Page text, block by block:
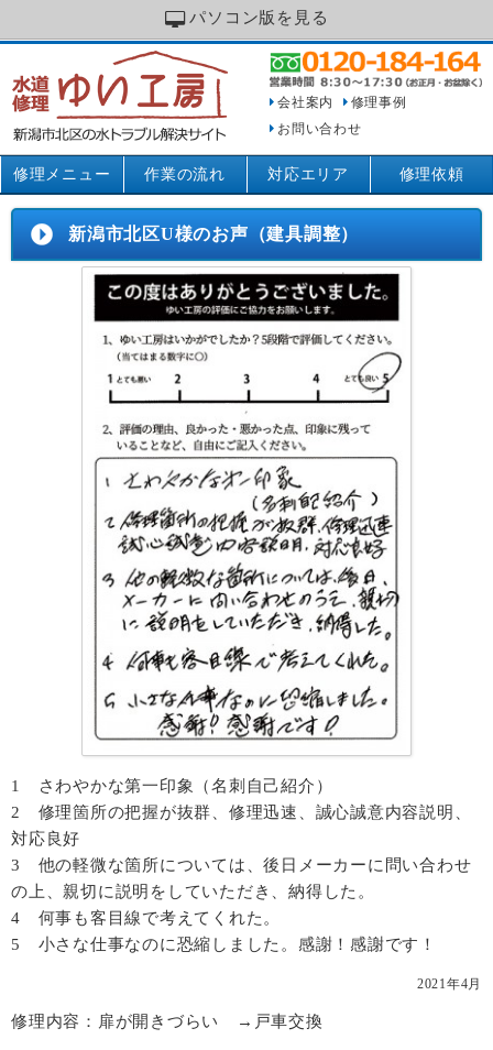
パソコン版を見る
会社案内
修理事例
お問い合わせ
修理メニュー 作業の流れ 対応エリア 修理依頼
新潟市北区U様のお声（建具調整）
1 さわやかな第一印象（名刺自己紹介）
2 修理箇所の把握が抜群、修理迅速、誠心誠意内容説明、
対応良好
3 他の軽微な箇所については、後日メーカーに問い合わせ
の上、親切に説明をしていただき、納得した。
4 何事も客目線で考えてくれた。
5 小さな仕事なのに恐縮しました。感謝！感謝です！
2021年4月
修理内容：扉が開きづらい →戸車交換